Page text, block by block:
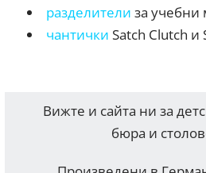
разделителиза учебни
чантички Satch Clutch и
Вижте и сайта ни за
бюра и